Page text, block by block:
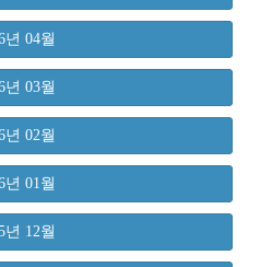
년 04월
년 03월
년 02월
년 01월
년 12월